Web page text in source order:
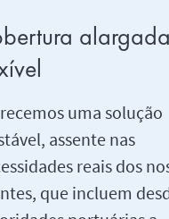
uma solução
assente nas
reais dos
que incluem